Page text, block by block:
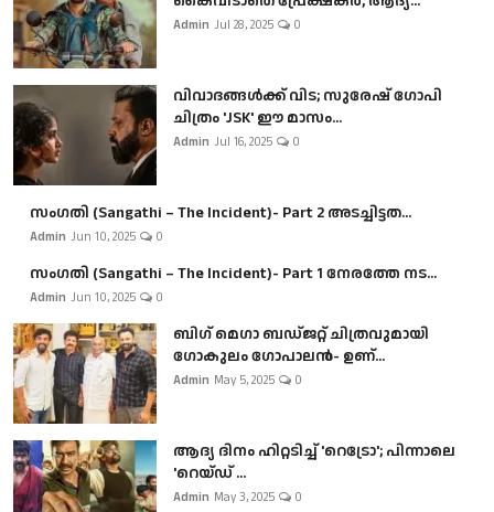
Admin Jul 28, 2025 0
വിവാദങ്ങൾക്ക് വിട; സുരേഷ് ഗോപി
ചിത്രം 'JSK' ഈ മാസം...
Admin Jul 16, 2025 0
സംഗതി (Sangathi – The Incident)- Part 2 അടച്ചിട്ടത...
Admin Jun 10, 2025 0
സംഗതി (Sangathi – The Incident)- Part 1 നേരത്തേ നട...
Admin Jun 10, 2025 0
ബി​ഗ് മെഗാ ബഡ്ജറ്റ് ചിത്രവുമായി
ഗോകുലം ഗോപാലൻ- ഉണ്...
Admin May 5, 2025 0
ആദ്യ ദിനം ഹിറ്റടിച്ച് 'റെട്രോ'; പിന്നാലെ
'റെയ്ഡ് ...
Admin May 3, 2025 0